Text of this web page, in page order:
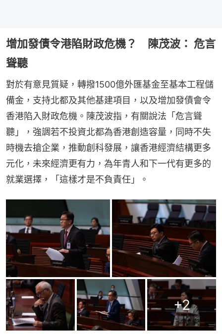
增加發債令港陷財政危機？ 陳茂波： 危言
聳聽
對於有意見質疑，轉撥1500億外匯基金至基本工程儲
備金，支持北都及其他基建項目，以及增加發債會令
香港陷入財政危機。陳茂波指，有關說法「危言聳
聽」，強調若不投資北都為香港創造容量，同時不失
時機去搶企業，推動創科發展，讓香港經濟結構更多
元化，未來經濟更有力，為年青人和下一代有更多的
就業選擇，「這樣才是不負責任」。
+2